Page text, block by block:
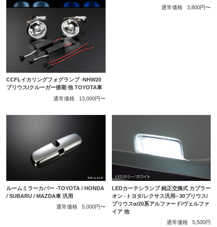
CCFLイカリングフォグランプ -NHW20
プリウス/クルーガー後期 他 TOYOTA車
通常価格
13,000円〜
通常価格
3,800円〜
ルームミラーカバー -TOYOTA / HONDA
/ SUBARU / MAZDA車 汎用
通常価格
5,000円〜
LEDカーテシランプ 純正交換式 カプラー
オン -トヨタ/レクサス汎用--30プリウス/
プリウスα/20系アルファード/ヴェルファ
イア 他
通常価格
5,500円